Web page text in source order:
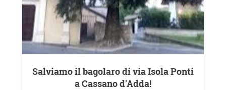
Salviamo il bagolaro di via Isola Ponti
a Cassano d'Adda!